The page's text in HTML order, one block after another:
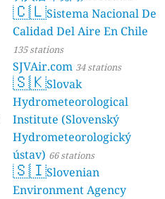
🇨🇱Sistema Nacional De
Calidad Del Aire En Chile
135 stations
SJVAir.com 34 stations
🇸🇰Slovak
Hydrometeorological
Institute (Slovenský
Hydrometeorologický
ústav) 66 stations
🇸🇮Slovenian
Environment Agency